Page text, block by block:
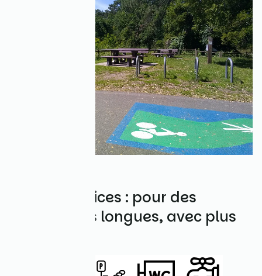
Aire de services : pour des
pauses plus longues, avec plus